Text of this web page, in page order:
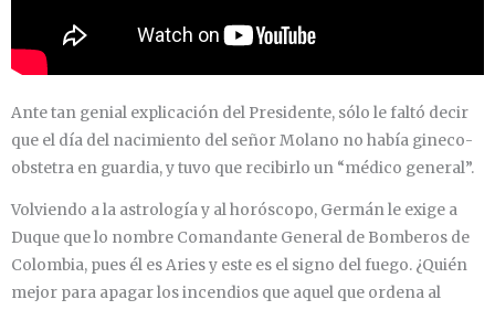
Ante tan genial explicación del Presidente, sólo le faltó decir
que el día del nacimiento del señor Molano no había gineco-
obstetra en guardia, y tuvo que recibirlo un “médico general”.
Volviendo a la astrología y al horóscopo, Germán le exige a
Duque que lo nombre Comandante General de Bomberos de
Colombia, pues él es Aries y este es el signo del fuego. ¿Quién
mejor para apagar los incendios que aquel que ordena al